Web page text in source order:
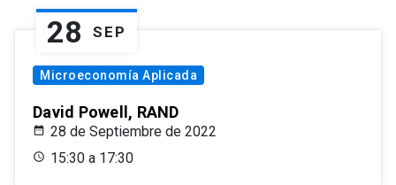
28 SEP
Microeconomía Aplicada
David Powell, RAND
28 de Septiembre de 2022
15:30 a 17:30